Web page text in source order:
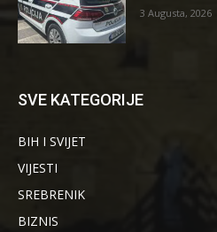
3 Augusta, 2026
SVE KATEGORIJE
BIH I SVIJET
VIJESTI
SREBRENIK
BIZNIS